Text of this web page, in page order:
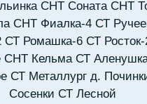
СНТ Соната СНТ
СНТ Фиалка-4 СТ
СТ Ромашка-6 СТ Росток-
СНТ Кельма СТ
СТ Металлург д.
Сосенки СТ Лесной